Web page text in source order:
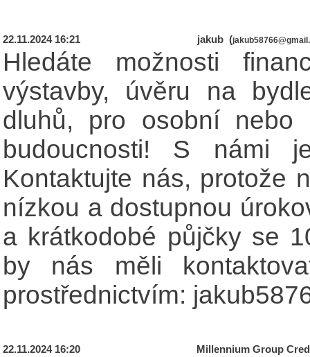
22.11.2024 16:21 jakub (
Hledáte možnosti
výstavby, úvěru na
dluhů, pro osobní nebo
budoucnosti! S námi
Kontaktujte nás, protože
nízkou a dostupnou
a krátkodobé půjčky se
by nás měli
prostřednictvím:
22.11.2024 16:20 Millennium Group